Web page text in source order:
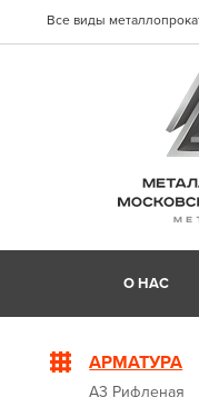
Все виды
О НАС
АРМАТУРА
А3 Рифленая